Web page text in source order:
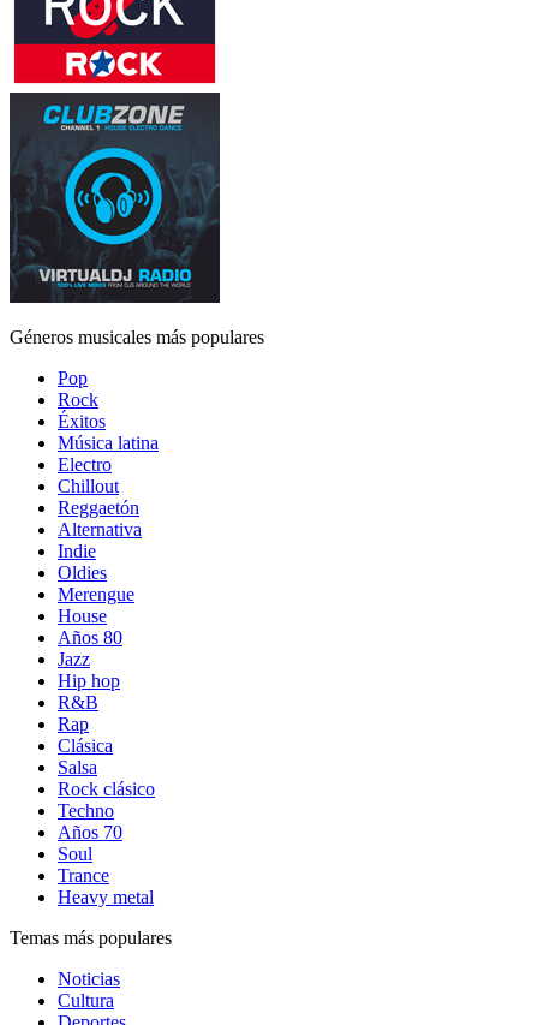
Géneros musicales más populares
Pop
Rock
Éxitos
Música latina
Electro
Chillout
Reggaetón
Alternativa
Indie
Oldies
Merengue
House
Años 80
Jazz
Hip hop
R&B
Rap
Clásica
Salsa
Rock clásico
Techno
Años 70
Soul
Trance
Heavy metal
Temas más populares
Noticias
Cultura